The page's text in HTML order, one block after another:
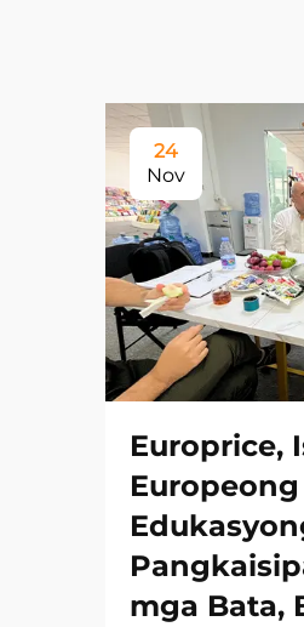
24
Nov
Europrice,
mga Bata,